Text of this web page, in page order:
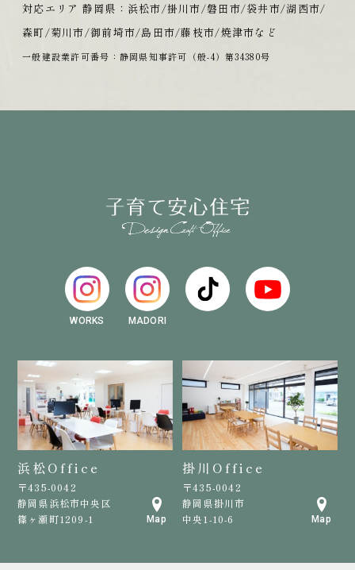
対応エリア 静岡県：浜松市/掛川市/磐田市/袋井市/湖西市/
森町/菊川市/御前埼市/島田市/藤枝市/焼津市など
一般建設業許可番号：静岡県知事許可（般-4）第34380号
WORKS MADORI
浜松Office
〒435-0042
静岡県浜松市中央区
篠ヶ瀬町1209-1
Map
掛川Office
〒435-0042
静岡県掛川市
中央1-10-6
Map